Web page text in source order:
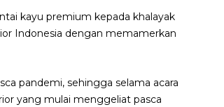
kayu premium kepada khalayak
Indonesia dengan memamerkan
pandemi, sehingga selama acara
yang mulai menggeliat pasca